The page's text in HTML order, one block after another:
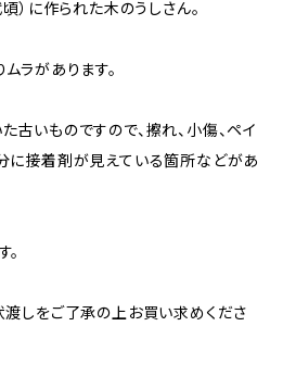
）に作られた木のうしさん。
ラがあります。
古いものですので、擦れ、小傷、ペイ
に接着剤が見えている箇所などがあ
渡しをご了承の上お買い求めくださ